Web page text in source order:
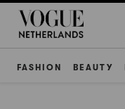
FASHION BEAUTY